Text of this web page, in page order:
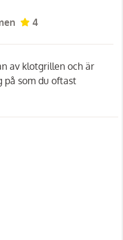
4
av klotgrillen och är
på som du oftast